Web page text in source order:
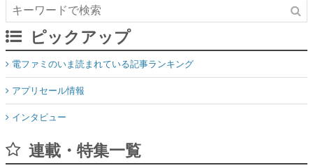
ピックアップ
電ファミのいま読まれている記事ランキング
アプリセール情報
インタビュー
連載・特集一覧